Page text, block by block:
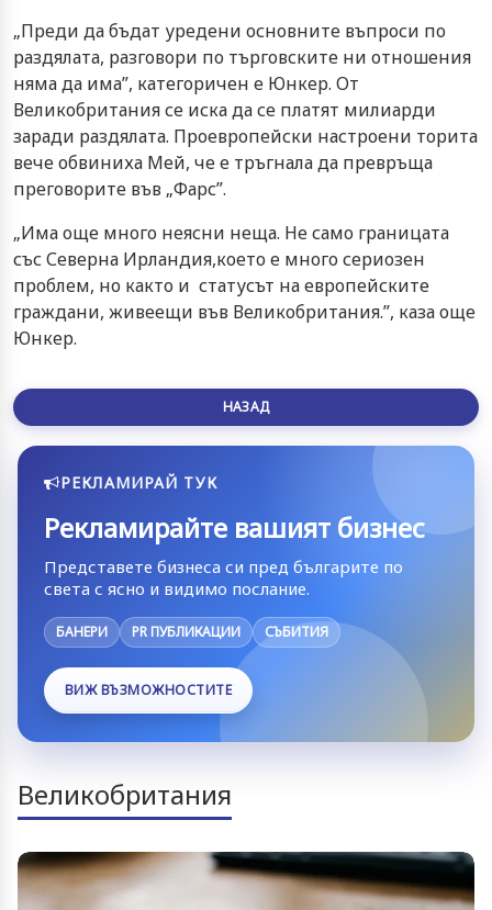
„Преди да бъдат уредени основните въпроси по
раздялата, разговори по търговските ни отношения
няма да има”, категоричен е Юнкер. От
Великобритания се иска да се платят милиарди
заради раздялата. Проевропейски настроени торита
вече обвиниха Мей, че е тръгнала да превръща
преговорите във „Фарс”.
„Има още много неясни неща. Не само границата
със Северна Ирландия,което е много сериозен
проблем, но както и статусът на европейските
граждани, живеещи във Великобритания.”, каза още
Юнкер.
НАЗАД
РЕКЛАМИРАЙ ТУК
Рекламирайте вашият бизнес
Представете бизнеса си пред българите по
света с ясно и видимо послание.
БАНЕРИ PR ПУБЛИКАЦИИ СЪБИТИЯ
ВИЖ ВЪЗМОЖНОСТИТЕ
Великобритания